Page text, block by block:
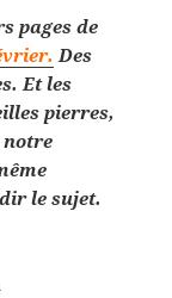
pages de
Des
Et les
pierres,
notre
le sujet.